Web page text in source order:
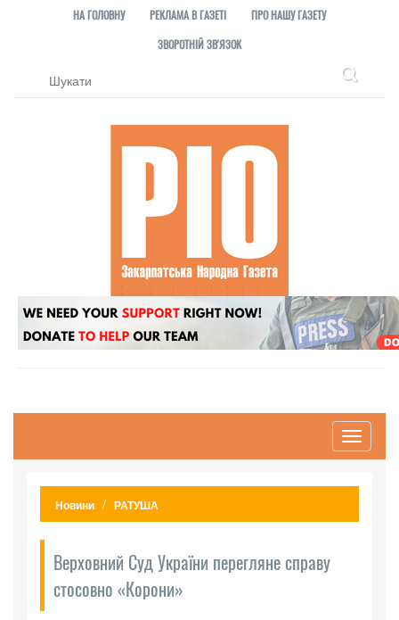
НА ГОЛОВНУ РЕКЛАМА В ГАЗЕТІ
ПРО НАШУ ГАЗЕТУ
ЗВОРОТНІЙ ЗВ'ЯЗОК
Toggle
Новини РАТУША
Верховний Суд України перегляне справу
стосовно «Корони»